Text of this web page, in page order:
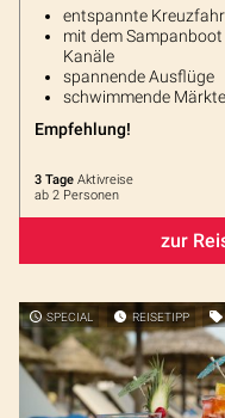
entspannte
mit dem
Kanäle
spannende Ausflüge
schwimmende Märkte
Empfehlung!
3 Tage Aktivreise
ab 2 Personen
zur
SPECIAL REISETIPP